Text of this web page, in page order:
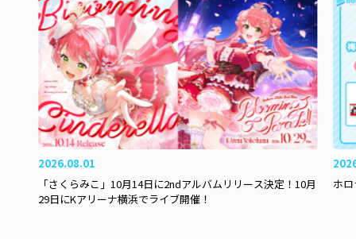
2026.08.01
「さくらみこ」10月14日に2ndアルバムリリース決定！10月
29日にKアリーナ横浜でライブ開催！
ホ